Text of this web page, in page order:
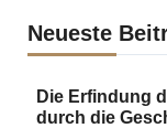
Neueste
Die Erfindung
durch die